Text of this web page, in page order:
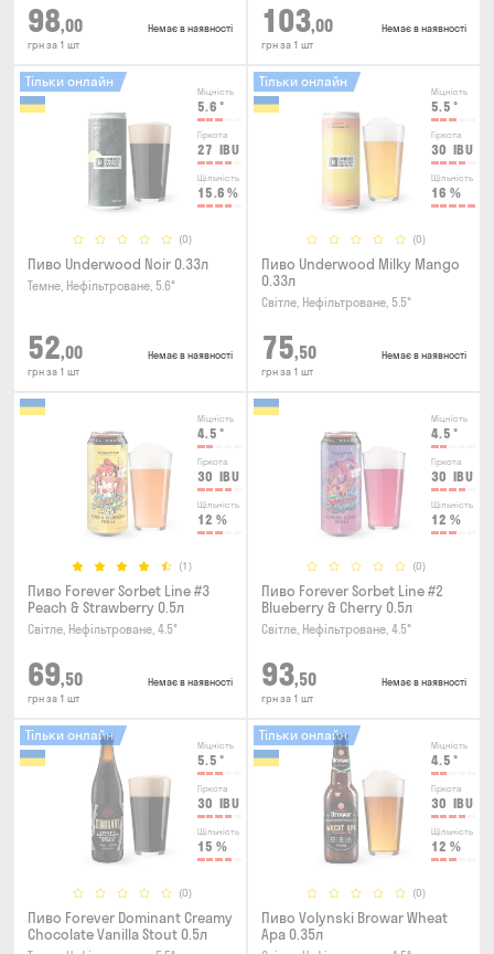
98,00
грн за 1 шт
Немає в наявності 103,00
грн за 1 шт
Немає в наявності
Міцність
5.6 °
Гіркота
27 IBU
Щільність
15.6 %
(0)
Тільки онлайн
Пиво Underwood Noir 0.33л
Темне, Нефільтроване, 5.6°
52,00
грн за 1 шт
Немає в наявності
Міцність
5.5 °
Гіркота
30 IBU
Щільність
16 %
(0)
Тільки онлайн
Пиво Underwood Milky Mango
0.33л
Світле, Нефільтроване, 5.5°
75,50
грн за 1 шт
Немає в наявності
Міцність
4.5 °
Гіркота
30 IBU
Щільність
12 %
(1)
Пиво Forever Sorbet Line #3
Peach & Strawberry 0.5л
Світле, Нефільтроване, 4.5°
69,50
грн за 1 шт
Немає в наявності
Міцність
4.5 °
Гіркота
30 IBU
Щільність
12 %
(0)
Пиво Forever Sorbet Line #2
Blueberry & Cherry 0.5л
Світле, Нефільтроване, 4.5°
93,50
грн за 1 шт
Немає в наявності
Міцність
5.5 °
Гіркота
30 IBU
Щільність
15 %
(0)
Тільки онлайн
Пиво Forever Dominant Creamy
Chocolate Vanilla Stout 0.5л
Міцність
4.5 °
Гіркота
30 IBU
Щільність
12 %
(0)
Тільки онлайн
Пиво Volynski Browar Wheat
Ара 0.35л